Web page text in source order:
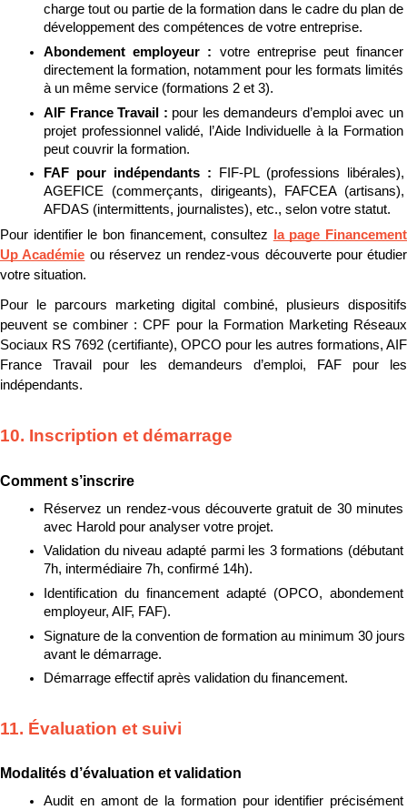
charge tout ou partie de la formation dans le cadre du plan de
développement des compétences de votre entreprise.
Abondement employeur : votre entreprise peut financer
directement la formation, notamment pour les formats limités
à un même service (formations 2 et 3).
AIF France Travail : pour les demandeurs d’emploi avec un
projet professionnel validé, l’Aide Individuelle à la Formation
peut couvrir la formation.
FAF pour indépendants :
FIF-PL (professions libérales),
AGEFICE (commerçants, dirigeants), FAFCEA (artisans),
AFDAS (intermittents, journalistes), etc., selon votre statut.
Pour identifier le bon financement, consultez
la page Financement
Up Académie ou réservez un rendez-vous découverte pour étudier
votre situation.
Pour le parcours marketing digital combiné, plusieurs dispositifs
peuvent se combiner : CPF pour la Formation Marketing Réseaux
Sociaux RS 7692 (certifiante), OPCO pour les autres formations, AIF
France Travail pour les demandeurs d’emploi, FAF pour les
indépendants.
10. Inscription et démarrage
Comment s’inscrire
Réservez un rendez-vous découverte gratuit de 30 minutes
avec Harold pour analyser votre projet.
Validation du niveau adapté parmi les 3 formations (débutant
7h, intermédiaire 7h, confirmé 14h).
Identification du financement adapté (OPCO, abondement
employeur, AIF, FAF).
Signature de la convention de formation au minimum 30 jours
avant le démarrage.
Démarrage effectif après validation du financement.
11. Évaluation et suivi
Modalités d’évaluation et validation
Audit en amont de la formation pour identifier précisément